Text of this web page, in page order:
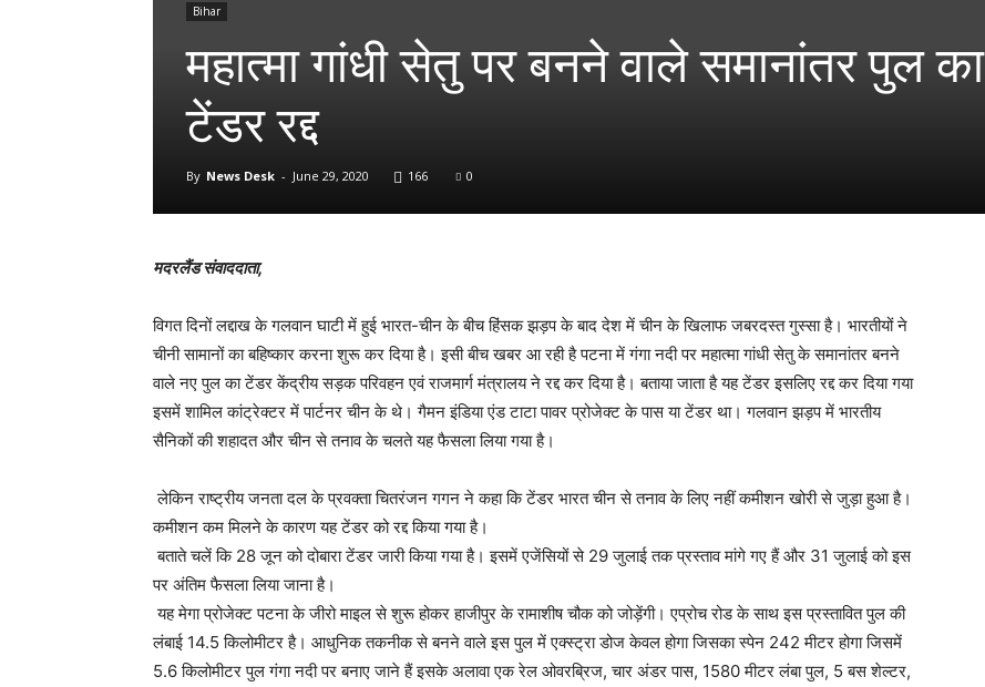
Bihar
महात्मा गांधी सेतु पर बनने वाले समानांतर पुल का
टेंडर रद्द
By News Desk - June 29, 2020 166 0
मदरलैंड संवाददाता,
विगत दिनों लद्दाख के गलवान घाटी में हुई भारत-चीन के बीच हिंसक झड़प के बाद देश में चीन के खिलाफ जबरदस्त गुस्सा है। भारतीयों ने
चीनी सामानों का बहिष्कार करना शुरू कर दिया है। इसी बीच खबर आ रही है पटना में गंगा नदी पर महात्मा गांधी सेतु के समानांतर बनने
वाले नए पुल का टेंडर केंद्रीय सड़क परिवहन एवं राजमार्ग मंत्रालय ने रद्द कर दिया है। बताया जाता है यह टेंडर इसलिए रद्द कर दिया गया
इसमें शामिल कांट्रेक्टर में पार्टनर चीन के थे। गैमन इंडिया एंड टाटा पावर प्रोजेक्ट के पास या टेंडर था। गलवान झड़प में भारतीय
सैनिकों की शहादत और चीन से तनाव के चलते यह फैसला लिया गया है।
लेकिन राष्ट्रीय जनता दल के प्रवक्ता चितरंजन गगन ने कहा कि टेंडर भारत चीन से तनाव के लिए नहीं कमीशन खोरी से जुड़ा हुआ है।
कमीशन कम मिलने के कारण यह टेंडर को रद्द किया गया है।
बताते चलें कि 28 जून को दोबारा टेंडर जारी किया गया है। इसमें एजेंसियों से 29 जुलाई तक प्रस्ताव मांगे गए हैं और 31 जुलाई को इस
पर अंतिम फैसला लिया जाना है।
यह मेगा प्रोजेक्ट पटना के जीरो माइल से शुरू होकर हाजीपुर के रामाशीष चौक को जोड़ेंगी। एप्रोच रोड के साथ इस प्रस्तावित पुल की
लंबाई 14.5 किलोमीटर है। आधुनिक तकनीक से बनने वाले इस पुल में एक्स्ट्रा डोज केवल होगा जिसका स्पेन 242 मीटर होगा जिसमें
5.6 किलोमीटर पुल गंगा नदी पर बनाए जाने हैं इसके अलावा एक रेल ओवरब्रिज, चार अंडर पास, 1580 मीटर लंबा पुल, 5 बस शेल्टर,